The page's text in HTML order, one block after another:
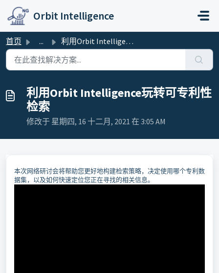
跳过至主要内容
Orbit Intelligence
首页 ... 利用Orbit Intelligence玩转可专利性检索
利用Orbit Intelligence玩转可专利性
检索
修改于 星期四, 16 十二月, 2021 在 3:05 AM
本次网络研讨会将帮助您更好地构建检索策略，决定使用哪个专利数
据集，以及如何快速定位您正在寻找的相关信息。